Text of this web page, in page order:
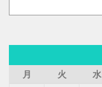
月
火 水